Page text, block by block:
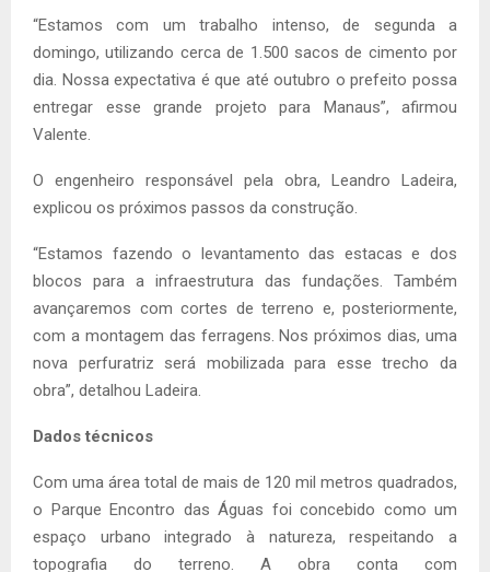
“Estamos com um trabalho intenso, de segunda a
domingo, utilizando cerca de 1.500 sacos de cimento por
dia. Nossa expectativa é que até outubro o prefeito possa
entregar esse grande projeto para Manaus”, afirmou
Valente.
O engenheiro responsável pela obra, Leandro Ladeira,
explicou os próximos passos da construção.
“Estamos fazendo o levantamento das estacas e dos
blocos para a infraestrutura das fundações. Também
avançaremos com cortes de terreno e, posteriormente,
com a montagem das ferragens. Nos próximos dias, uma
nova perfuratriz será mobilizada para esse trecho da
obra”, detalhou Ladeira.
Dados técnicos
Com uma área total de mais de 120 mil metros quadrados,
o Parque Encontro das Águas foi concebido como um
espaço urbano integrado à natureza, respeitando a
topografia do terreno. A obra conta com